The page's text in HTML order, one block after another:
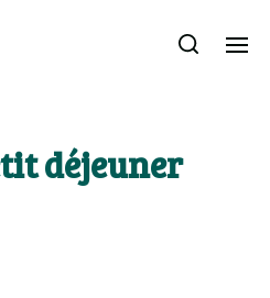
déjeuner